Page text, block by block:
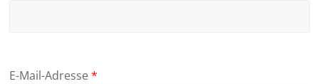
E-Mail-Adresse*